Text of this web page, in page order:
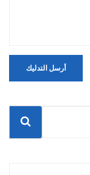
أرسل التدليك